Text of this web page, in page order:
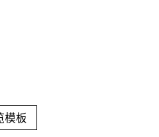
模板